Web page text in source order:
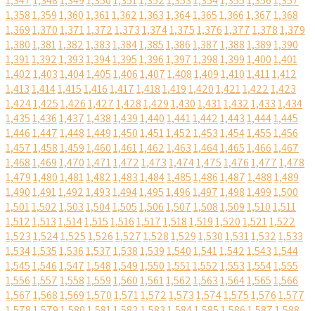
1,3581,3591,3601,3611,3621,3631,3641,3651,3661,3671,368
1,3691,3701,3711,3721,3731,3741,3751,3761,3771,3781,379
1,3801,3811,3821,3831,3841,3851,3861,3871,3881,3891,390
1,3911,3921,3931,3941,3951,3961,3971,3981,3991,4001,401
1,4021,4031,4041,4051,4061,4071,4081,4091,4101,4111,412
1,4131,4141,4151,4161,4171,4181,4191,4201,4211,4221,423
1,4241,4251,4261,4271,4281,4291,4301,4311,4321,4331,434
1,4351,4361,4371,4381,4391,4401,4411,4421,4431,4441,445
1,4461,4471,4481,4491,4501,4511,4521,4531,4541,4551,456
1,4571,4581,4591,4601,4611,4621,4631,4641,4651,4661,467
1,4681,4691,4701,4711,4721,4731,4741,4751,4761,4771,478
1,4791,4801,4811,4821,4831,4841,4851,4861,4871,4881,489
1,4901,4911,4921,4931,4941,4951,4961,4971,4981,4991,500
1,5011,5021,5031,5041,5051,5061,5071,5081,5091,5101,511
1,5121,5131,5141,5151,5161,5171,5181,5191,5201,5211,522
1,5231,5241,5251,5261,5271,5281,5291,5301,5311,5321,533
1,5341,5351,5361,5371,5381,5391,5401,5411,5421,5431,544
1,5451,5461,5471,5481,5491,5501,5511,5521,5531,5541,555
1,5561,5571,5581,5591,5601,5611,5621,5631,5641,5651,566
1,5671,5681,5691,5701,5711,5721,5731,5741,5751,5761,577